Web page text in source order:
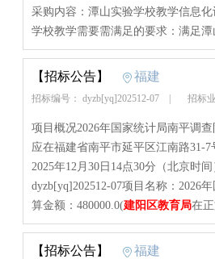
采购内容：潭山实验学校教学信息
学校教学需要需满足的要求：满足
【招标公告】 福建
招标编号： dyzb[yq]202512-07 招标
项目概况2026年国家统计局南平调
应在福建省南平市延平区江南路31-
2025年12月30日14点30分（北京时
dyzb[yq]202512-07项目名称：2026
算金额：480000.0(建阳区教育局在
【招标公告】 福建